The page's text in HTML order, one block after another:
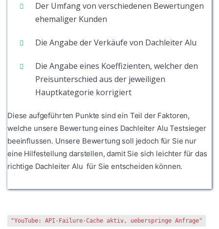
Der Umfang von verschiedenen Bewertungen
ehemaliger Kunden
Die Angabe der Verkäufe von Dachleiter Alu
Die Angabe eines Koeffizienten, welcher den
Preisunterschied aus der jeweiligen
Hauptkategorie korrigiert
Diese aufgeführten Punkte sind ein Teil der Faktoren,
welche unsere Bewertung eines Dachleiter Alu Testsieger
beeinflussen. Unsere Bewertung soll jedoch für Sie nur
eine Hilfestellung darstellen, damit Sie sich leichter für das
richtige Dachleiter Alu für Sie entscheiden können.
"YouTube: API-Failure-Cache aktiv, ueberspringe Anfrage"